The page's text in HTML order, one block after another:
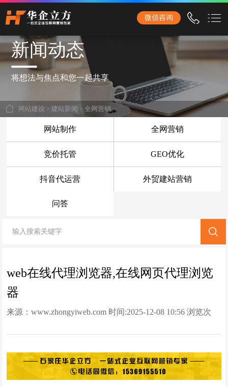
建设、品牌网站建设、响应式网站建设、手机网站建设、网站改版、竞价托管、小程
序开发等服务！
首页
网站建设
外贸网站建设
响应式网站建设
品牌网站建设
商城网站建设
竞价托管
全网营销
百家号代运营
爱采购代运营
小红书代运营
知乎代运营
微信咨询
新闻动态
将想法与焦点和您一起共享
网站建设 > 建站新闻 >全网营销
网站制作 全网营销
竞价托管 GEO优化
抖音代运营 外贸建站营销
问答
web在线代理浏览器,在线网页代理浏览
器
来源：www.zhongyiweb.com 时间:2025-12-08 10:56 浏览次
数:950次